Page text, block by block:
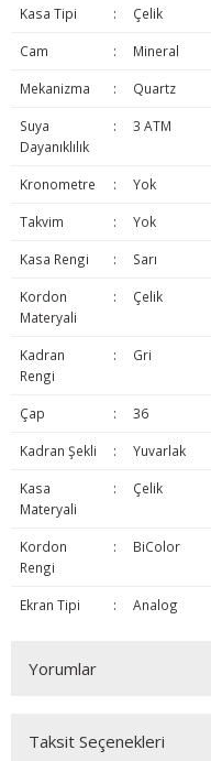
Kasa Tipi : Çelik
Cam : Mineral
Mekanizma : Quartz
Suya
Dayanıklılık
: 3 ATM
Kronometre : Yok
Takvim : Yok
Kasa Rengi : Sarı
Kordon
Materyali
: Çelik
Kadran
Rengi
: Gri
Çap : 36
Kadran Şekli : Yuvarlak
Kasa
Materyali
: Çelik
Kordon
Rengi
: BiColor
Ekran Tipi : Analog
Yorumlar
Taksit Seçenekleri